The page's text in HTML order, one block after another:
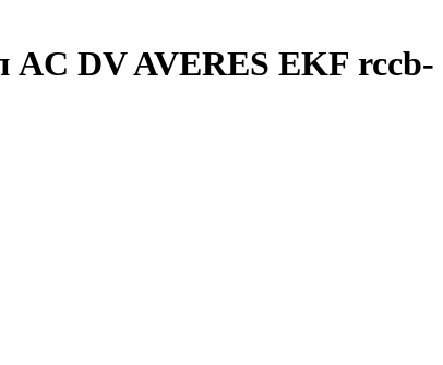
DV AVERES EKF rccb-